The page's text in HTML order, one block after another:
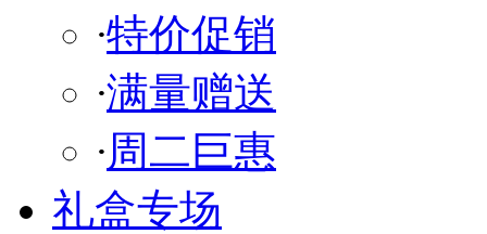
·特价促销
·满量赠送
·周二巨惠
礼盒专场